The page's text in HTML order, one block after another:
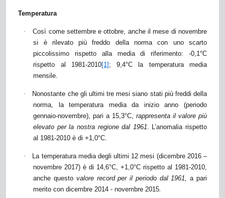
Temperatura
·
Così come settembre e ottobre, anche il mese di novembre
si è rilevato più freddo della norma con uno scarto
piccolissimo rispetto alla media di riferimento: -0,1°C
rispetto al 1981-2010[1] ; 9,4°C la temperatura media
mensile.
·
Nonostante che gli ultimi tre mesi siano stati più freddi della
norma, la temperatura media da inizio anno (periodo
gennaio-novembre), pari a 15,3°C,rappresenta il valore più
elevato per la nostra regione dal 1961. L’anomalia rispetto
al 1981-2010 è di +1,0°C.
·
La temperatura media degli ultimi 12 mesi (dicembre 2016 –
novembre 2017) è di 14,6°C, +1,0°C rispetto al 1981-2010,
anche questo valore record per il periodo dal 1961, a pari
merito con dicembre 2014 - novembre 2015.